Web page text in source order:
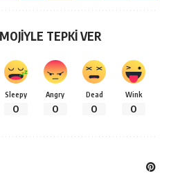
TEPKİ VER
Sleepy
0
Angry
0
Dead
0
Wink
0